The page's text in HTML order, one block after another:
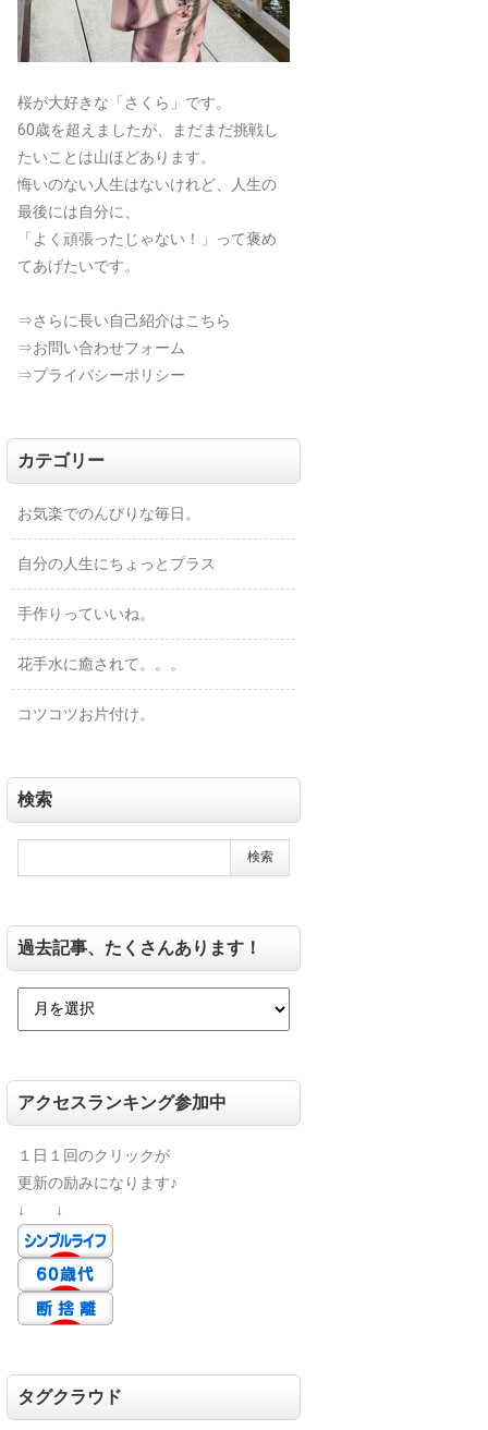
桜が大好きな「さくら」です。
60歳を超えましたが、まだまだ挑戦し
たいことは山ほどあります。
悔いのない人生はないけれど、人生の
最後には自分に、
「よく頑張ったじゃない！」って褒め
てあげたいです。
⇒さらに長い自己紹介はこちら
⇒お問い合わせフォーム
⇒プライバシーポリシー
カテゴリー
お気楽でのんびりな毎日。
自分の人生にちょっとプラス
手作りっていいね。
花手水に癒されて。。。
コツコツお片付け。
検索
過去記事、たくさんあります！
アクセスランキング参加中
１日１回のクリックが
更新の励みになります♪
↓ ↓
タグクラウド